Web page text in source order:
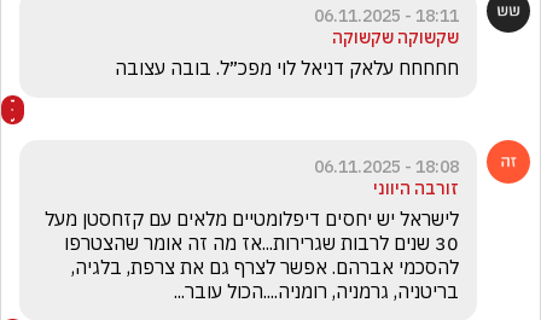
18:11 - 06.11.2025
שקשוקה שקשוקה
חחחחח עלאק דניאל לוי מפכ״ל. בובה עצובה
18:08 - 06.11.2025
זורבה היווני
בריטניה, גרמניה, רומניה....הכול עובר...